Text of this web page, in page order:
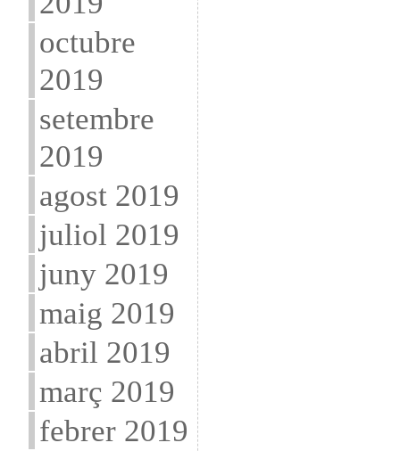
octubre
2019
setembre
2019
agost 2019
juliol 2019
juny 2019
maig 2019
abril 2019
març 2019
febrer 2019